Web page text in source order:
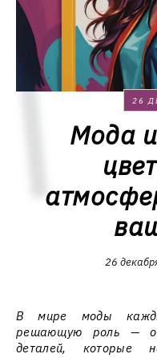
26
Мода
26
В мире моды
решающую роль —
деталей, которые